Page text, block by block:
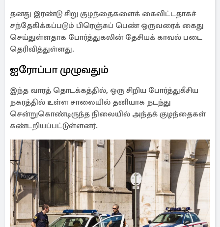
தனது இரண்டு சிறு குழந்தைகளைக் கைவிட்டதாகச்
சந்தேகிக்கப்படும் பிரெஞ்சுப் பெண் ஒருவரைக் கைது
செய்துள்ளதாக போர்த்துகலின் தேசியக் காவல் படை
தெரிவித்துள்ளது.
ஐரோப்பா முழுவதும்
இந்த வாரத் தொடக்கத்தில், ஒரு சிறிய போர்த்துகீசிய
நகரத்தில் உள்ள சாலையில் தனியாக நடந்து
சென்றுகொண்டிருந்த நிலையில் அந்தக் குழந்தைகள்
கண்டறியப்பட்டுள்ளனர்.